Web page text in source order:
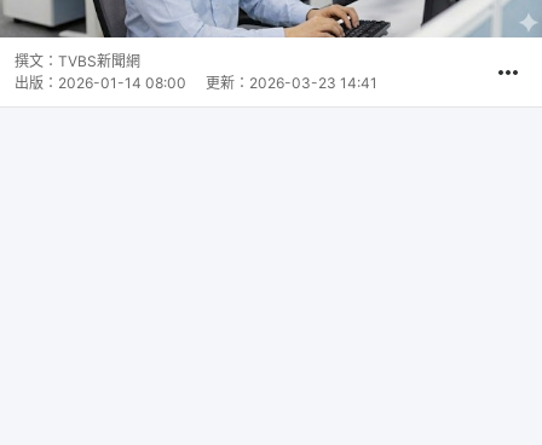
撰文： TVBS新聞網
出版： 2026-01-14 08:00 更新： 2026-03-23 14:41